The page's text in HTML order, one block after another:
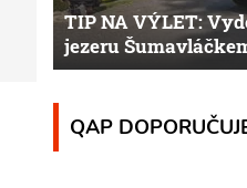
TIP NA VÝLET:
jezeru
QAP